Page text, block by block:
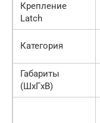
Крепление
Latch
Категория
Габариты
(ШxГxВ)